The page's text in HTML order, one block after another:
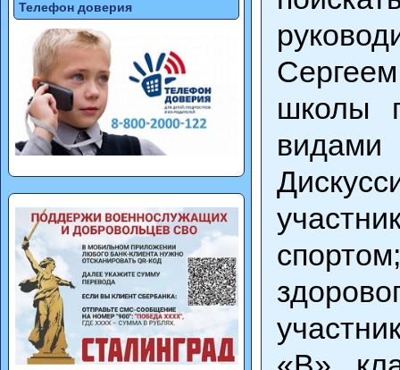
Телефон доверия
школы